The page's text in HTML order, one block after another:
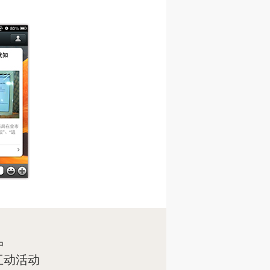
活动